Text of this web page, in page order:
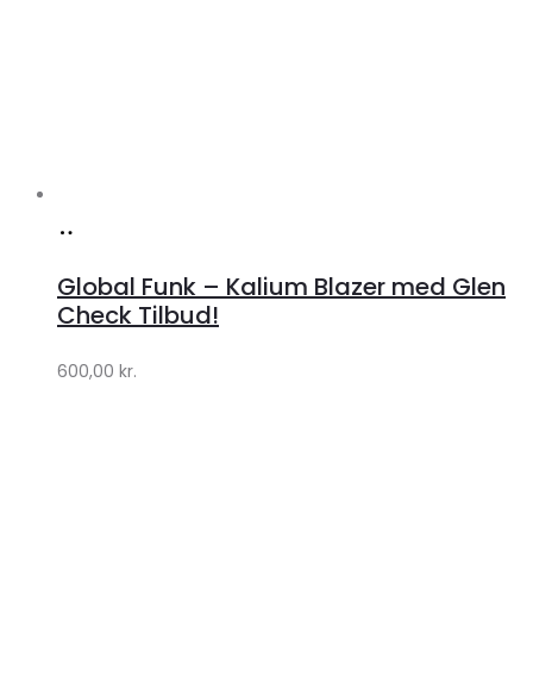
Lykke
Lykke
Global Funk – Kalium Blazer med Glen
Check Tilbud!
600,00 kr.